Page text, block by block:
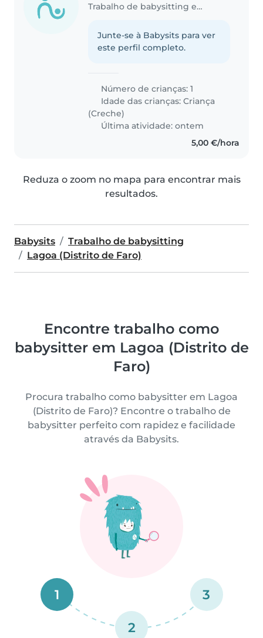
Trabalho de babysitting em Lagoa (Distrito de Faro)
Junte-se à Babysits para ver
este perfil completo.
Número de crianças: 1
Idade das crianças:Criança
(Creche)
Última atividade: ontem
5,00 €/hora
Reduza o zoom no mapa para encontrar mais
resultados.
Babysits
Trabalho de babysitting
Lagoa (Distrito de Faro)
Encontre trabalho como
babysitter em Lagoa (Distrito de
Faro)
Procura trabalho como babysitter em Lagoa
(Distrito de Faro)? Encontre o trabalho de
babysitter perfeito com rapidez e facilidade
através da Babysits.
1
2
3